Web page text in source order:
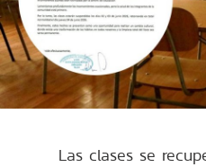
Las clases se